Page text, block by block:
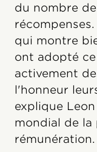
du nombre
qui montre
ont adopté
activement
l'honneur
explique
mondial de la
rémunération.